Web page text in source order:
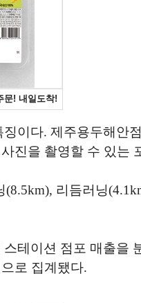
이다. 제주용두해안
진을 촬영할 수 있는
리듬러닝
테이션 점포 매출을
로 집계됐다.